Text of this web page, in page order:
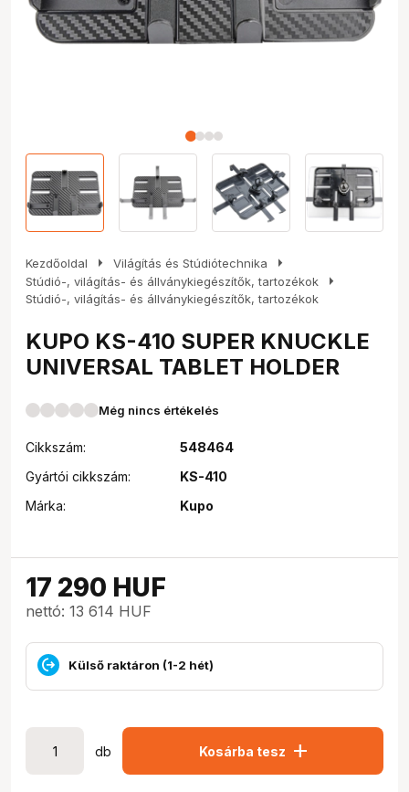
Kezdőoldal arrow_right Világítás és Stúdiótechnika arrow_right
Stúdió-, világítás- és állványkiegészítők, tartozékok arrow_right
Stúdió-, világítás- és állványkiegészítők, tartozékok
KUPO KS-410 SUPER KNUCKLE
UNIVERSAL TABLET HOLDER
Még nincs értékelés
Cikkszám:
548464
Gyártói cikkszám:
KS-410
Márka:
Kupo
17 290 HUF
nettó: 13 614 HUF
Külső raktáron (1-2 hét)
db Kosárba tesz add